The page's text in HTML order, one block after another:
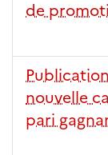
de
nouvelle
pari